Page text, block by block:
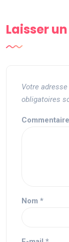
Laisser
Votre
obligatoires
Commentaire
Nom *